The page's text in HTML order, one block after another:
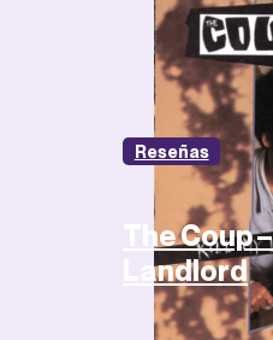
Reseñas
The Coup
Landlord